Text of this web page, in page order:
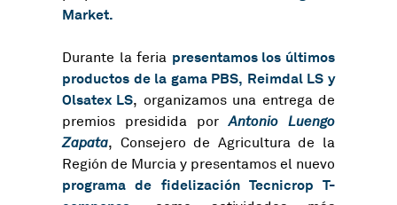
Market.
Durante la feria presentamos los últimos
productos de la gama PBS, Reimdal LS y
Olsatex LS, organizamos una entrega de
premios presidida porAntonio Luengo
Zapata, Consejero de Agricultura de la
Región de Murcia y presentamos el nuevo
programa de fidelización Tecnicrop T-